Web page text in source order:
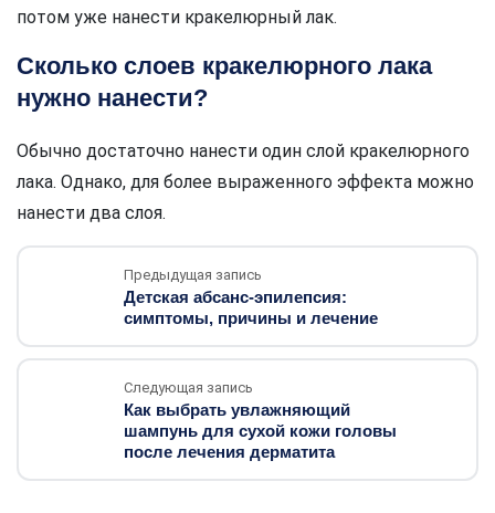
потом уже нанести кракелюрный лак.
Сколько слоев кракелюрного лака
нужно нанести?
Обычно достаточно нанести один слой кракелюрного
лака. Однако, для более выраженного эффекта можно
нанести два слоя.
Предыдущая запись
Детская абсанс-эпилепсия:
симптомы, причины и лечение
Следующая запись
Как выбрать увлажняющий
шампунь для сухой кожи головы
после лечения дерматита